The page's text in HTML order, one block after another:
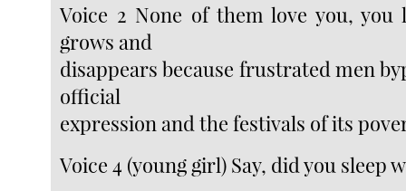
Voice 2 None of them love you,
grows and
disappears because frustrated men
official
expression and the festivals of its
Voice 4 (young girl) Say, did you sleep